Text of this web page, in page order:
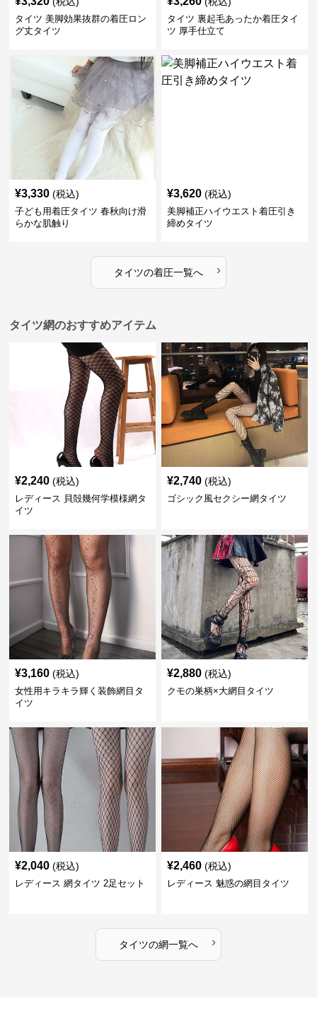
タイツ 美脚効果抜群の着圧ロン
グ丈タイツ
タイツ 裏起毛あったか着圧タイ
ツ 厚手仕立て
¥3,330 (税込)
子ども用着圧タイツ 春秋向け滑
らかな肌触り
¥3,620 (税込)
美脚補正ハイウエスト着圧引き
締めタイツ
タイツの着圧一覧へ ›
タイツ網のおすすめアイテム
¥2,240 (税込)
レディース 貝殻幾何学模様網タ
イツ
¥2,740 (税込)
ゴシック風セクシー網タイツ
¥3,160 (税込)
女性用キラキラ輝く装飾網目タ
イツ
¥2,880 (税込)
クモの巣柄×大網目タイツ
¥2,040 (税込)
レディース 網タイツ 2足セット
¥2,460 (税込)
レディース 魅惑の網目タイツ
タイツの網一覧へ ›